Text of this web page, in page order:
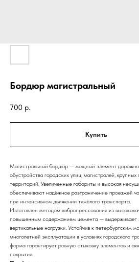
Бордюр магистральный
700 р.
Купить
Магистральный бордюр — мощный элемент
обустройства городских улиц, магистралей,
территорий. Увеличенные габариты и высокая
обеспечивают надёжное разграничение проезжей
при интенсивном движении тяжёлого транспорта.
Изготовлен методом вибропрессования из
повышенным содержанием цемента — выдерживает
вертикальные нагрузки. Устойчив к петербургским
многолетней эксплуатации в условиях городского
форма гарантирует ровную стыковку элементов и
покрытия.